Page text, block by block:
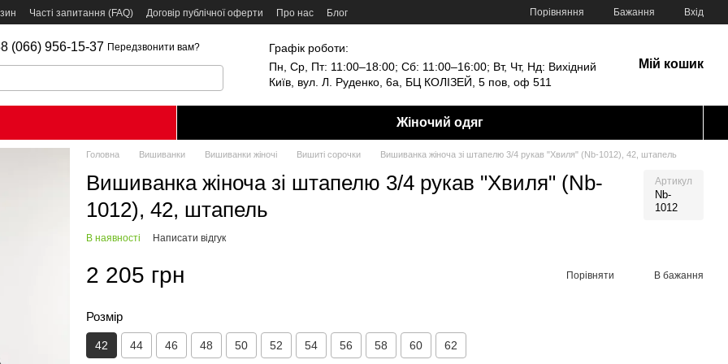
Часті запитання (FAQ) Договір публічної оферти Про нас Блог Порівняння Бажання Вхід
(066) 956-15-37 Передзвонити вам?
Графік роботи:
Пн, Ср, Пт: 11:00–18:00; Сб: 11:00–16:00; Вт, Чт, Нд: Вихідний
Київ, вул. Л. Руденко, 6а, БЦ КОЛІЗЕЙ, 5 пов, оф 511
Мій кошик
Жіночий одяг
Головна Вишиванки Вишиванки жіночі Вишиті сорочки Вишиванка жіноча зі штапелю 3/4 рукав "Хвиля" (Nb-1012), 42, штапель
Вишиванка жіноча зі штапелю 3/4 рукав "Хвиля" (Nb-
1012), 42, штапель
Артикул
Nb-
1012
В наявності Написати відгук
2 205 грн Порівняти В бажання
Розмір
42 44 46 48 50 52 54 56 58 60 62